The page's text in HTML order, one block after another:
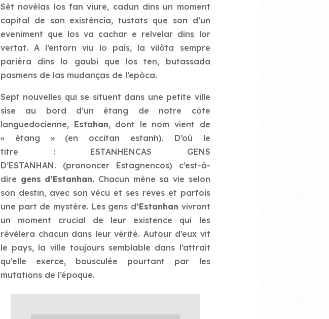
Sèt novèlas los fan viure, cadun dins un moment
capital de son existéncia, tustats que son d’un
eveniment que los va cachar e relvelar dins lor
vertat. A l’entorn viu lo país, la vilòta sempre
parièra dins lo gaubi que los ten, butassada
pasmens de las mudanças de l’epòca.
Sept nouvelles qui se situent dans une petite ville
sise au bord d’un étang de notre côte
languedocienne, Estahan, dont le nom vient de
« étang » (en occitan estanh). D’où le
titre : ESTANHENCAS GENS
D’ESTANHAN. (prononcer Estagnencos) c’est-à-
dire gens d’Estanhan. Chacun mène sa vie selon
son destin, avec son vécu et ses rêves et parfois
une part de mystère. Les gens d’Estanhan vivront
un moment crucial de leur existence qui les
révèlera chacun dans leur vérité. Autour d’eux vit
le pays, la ville toujours semblable dans l’attrait
qu’elle exerce, bousculée pourtant par les
mutations de l’époque.